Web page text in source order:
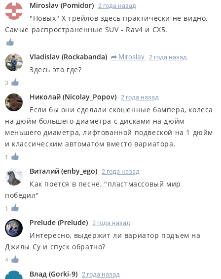
Miroslav (Pomidor) 2 года назад
"Новых" Х трейлов здесь практически не видно.
Самые распространенные SUV - Rav4 и CX5.
Vladislav (Rockabanda) R Miroslav 2 года назад
Здесь это где?
3
Николай (Nicolay_Popov) 2 года назад
Если бы они сделали скошенные бампера, колеса
на дюйм большего диаметра с дисками на дюйм
меньшего диаметра, лифтованной подвеской на 1 дюйм
и классическим автоматом вместо вариатора.
1
Виталий (enby_ego) 2 года назад
Как поется в песне, "пластмассовый мир
победил"
1
Prelude (Prelude) 2 года назад
Интересно, выдержит ли вариатор подъем на
Джилы Су и спуск обратно?
4
Влад (Gorki-9) 2 года назад